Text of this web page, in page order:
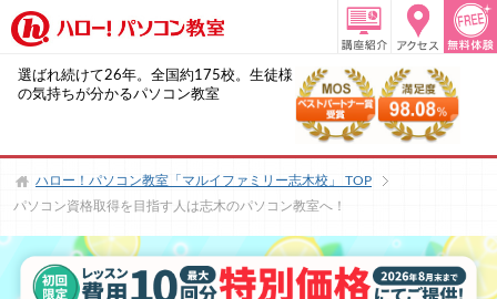
選ばれ続けて26年。全国約175校。生徒様
の気持ちが分かるパソコン教室
ハロー！パソコン教室「マルイファミリー志木校」
TOP
パソコン資格取得を目指す人は志木のパソコン教室へ！